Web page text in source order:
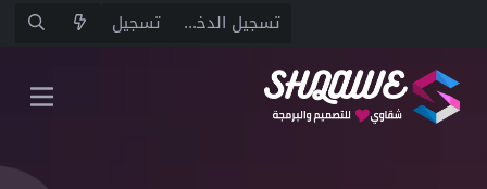
تسجيل الدخول تسجيل